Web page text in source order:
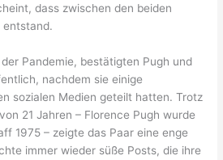
dass zwischen den beiden
entstand.
Pandemie, bestätigten Pugh und
nachdem sie einige
sozialen Medien geteilt hatten. Trotz
21 Jahren – Florence Pugh wurde
1975 – zeigte das Paar eine enge
immer wieder süße Posts, die ihre